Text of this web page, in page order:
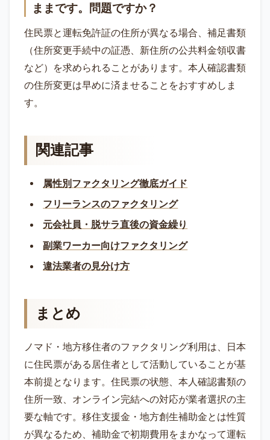
ままです。問題ですか？
住民票と運転免許証の住所が異なる場合、補足書類
（住所変更手続中の証憑、新住所の公共料金領収書
など）を求められることがあります。本人確認書類
の住所変更は早めに済ませることをおすすめしま
す。
関連記事
属性別ファクタリング徹底ガイド
フリーランスのファクタリング
元会社員・脱サラ直後の資金繰り
副業ワーカー向けファクタリング
違法業者の見分け方
まとめ
ノマド・地方移住者のファクタリング利用は、日本
に住民票がある居住者として活動していることが基
本前提となります。住民票の状態、本人確認書類の
住所一致、オンライン完結への対応が業者選択の主
要な軸です。移住支援金・地方創生補助金とは性質
が異なるため、補助金で初期費用をまかなって運転